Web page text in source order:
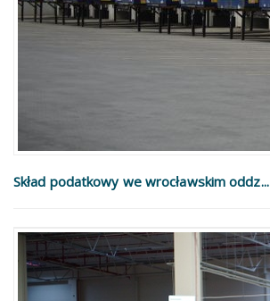
Skład podatkowy we wrocławskim oddz...